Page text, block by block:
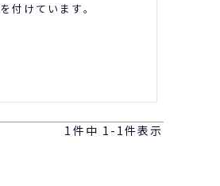
付けています。
1 件中 1 - 1件表示